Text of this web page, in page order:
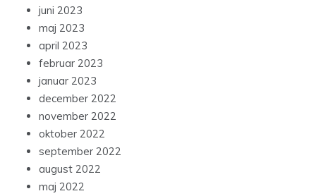
juni 2023
maj 2023
april 2023
februar 2023
januar 2023
december 2022
november 2022
oktober 2022
september 2022
august 2022
maj 2022